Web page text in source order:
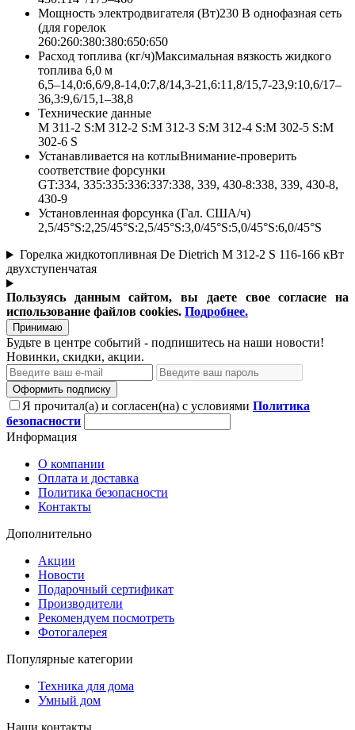
Мощность электродвигателя (Вт)230 В однофазная сеть
(для горелок
260:260:380:380:650:650
Расход топлива (кг/ч)Максимальная вязкость жидкого
топлива 6,0 м
6,5–14,0:6,6/9,8-14,0:7,8/14,3-21,6:11,8/15,7-23,9:10,6/17–
36,3:9,6/15,1–38,8
Технические данные
M 311-2 S:M 312-2 S:M 312-3 S:M 312-4 S:M 302-5 S:M
302-6 S
Устанавливается на котлыВнимание-проверить
соответствие форсунки
GT:334, 335:335:336:337:338, 339, 430-8:338, 339, 430-8,
430-9
Установленная форсунка (Гал. США/ч)
2,5/45°S:2,25/45°S:2,5/45°S:3,0/45°S:5,0/45°S:6,0/45°S
Горелка жидкотопливная De Dietrich M 312-2 S 116-166 кВт
двухступенчатая
Пользуясь данным сайтом, вы даете свое согласие на
использование файлов cookies. Подробнее.
Принимаю
Будьте в центре событий - подпишитесь на наши новости!
Новинки, скидки, акции.
Оформить подписку
Я прочитал(а) и согласен(на) с условиями Политика
безопасности
Информация
О компании
Оплата и доставка
Политика безопасности
Контакты
Дополнительно
Акции
Новости
Подарочный сертификат
Производители
Рекомендуем посмотреть
Фотогалерея
Популярные категории
Техника для дома
Умный дом